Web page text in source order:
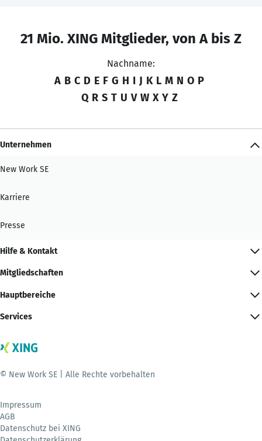
21 Mio. XING Mitglieder, von A bis Z
Nachname:
A B C D E F G H I J K L M N O P
Q R S T U V W X Y Z
Unternehmen
New Work SE
Karriere
Presse
Hilfe & Kontakt
Mitgliedschaften
Hauptbereiche
Services
© New Work SE | Alle Rechte vorbehalten
Impressum
AGB
Datenschutz bei XING